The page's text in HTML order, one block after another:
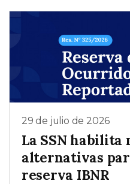
29 de julio de 2026
La SSN habilita
alternativas
reserva IBNR